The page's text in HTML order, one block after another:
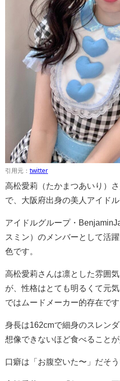
引用元： twitter
高松愛莉（たかまつあいり）
で、大阪府出身の美人アイドル
アイドルグループ・
スミン）のメンバーとして活
色です。
高松愛莉さんは凛とした雰囲
が、性格はとても明るくて元
ではムードメーカー的存在です
身長は162cmで細身のスレン
想像できないほど食べることが
口癖は「お腹空いた〜」だそう